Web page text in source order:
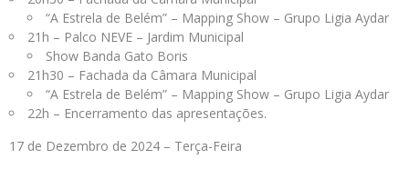
“A Estrela de Belém” – Mapping Show – Grupo Ligia Aydar
21h – Palco NEVE – Jardim Municipal
Show Banda Gato Boris
21h30 – Fachada da Câmara Municipal
“A Estrela de Belém” – Mapping Show – Grupo Ligia Aydar
22h – Encerramento das apresentações.
17 de Dezembro de 2024 – Terça-Feira